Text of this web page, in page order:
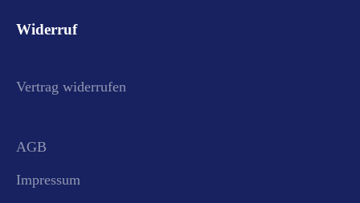
Widerruf
Vertrag widerrufen
AGB
Impressum